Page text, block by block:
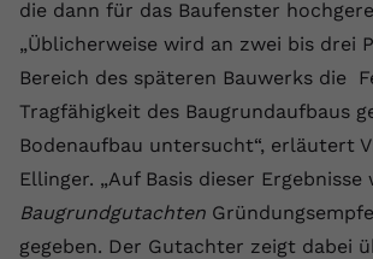
die dann für das Baufenster
„Üblicherweise wird an zwei bis drei
Bereich des späteren Bauwerks die
Tragfähigkeit des Baugrundaufbaus
Bodenaufbau untersucht“, erläutert
Ellinger. „Auf Basis dieser Ergebnisse
Baugrundgutachten
gegeben. Der Gutachter zeigt dabei
Laufzeit 2 Jahre
Zweck
YouTube setzt dieses
eingebettete YouTube-
registriert anonyme
Name yt-remote-device-id